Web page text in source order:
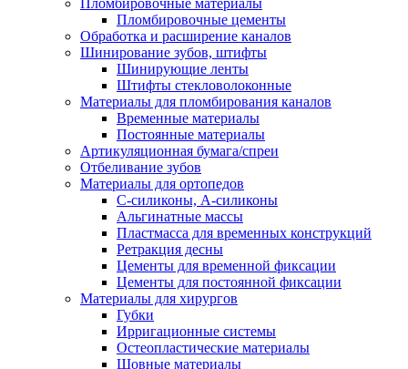
Пломбировочные цементы
Обработка и расширение каналов
Шинирование зубов, штифты
Шинирующие ленты
Штифты стекловолоконные
Материалы для пломбирования каналов
Временные материалы
Постоянные материалы
Артикуляционная бумага/спреи
Отбеливание зубов
Материалы для ортопедов
C-силиконы, А-силиконы
Альгинатные массы
Пластмасса для временных конструкций
Ретракция десны
Цементы для временной фиксации
Цементы для постоянной фиксации
Материалы для хирургов
Губки
Ирригационные системы
Остеопластические материалы
Шовные материалы